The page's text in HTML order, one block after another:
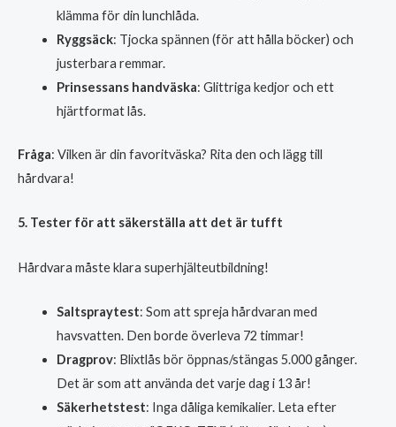
klämma för din lunchlåda.
Ryggsäck: Tjocka spännen (för att hålla böcker) och
justerbara remmar.
Prinsessans handväska: Glittriga kedjor och ett
hjärtformat lås.
Fråga: Vilken är din favoritväska? Rita den och lägg till
hårdvara!
5. Tester för att säkerställa att det är tufft
Hårdvara måste klara superhjälteutbildning!
Saltspraytest: Som att spreja hårdvaran med
havsvatten. Den borde överleva 72 timmar!
Dragprov: Blixtlås bör öppnas/stängas 5.000 gånger.
Det är som att använda det varje dag i 13 år!
Säkerhetstest: Inga dåliga kemikalier. Leta efter